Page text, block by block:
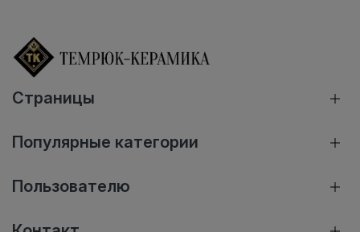
Страницы
Популярные категории
Пользователю